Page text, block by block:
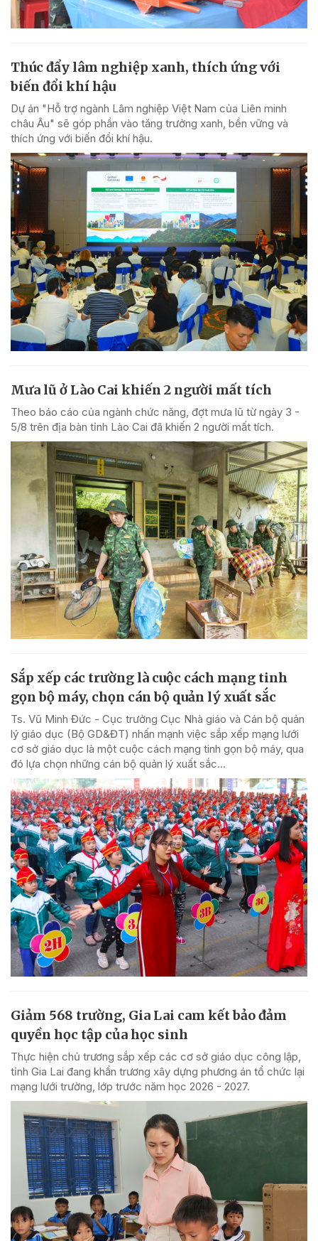
Thúc đẩy lâm nghiệp xanh, thích ứng với
biến đổi khí hậu
Dự án "Hỗ trợ ngành Lâm nghiệp Việt Nam của Liên minh
châu Âu" sẽ góp phần vào tăng trưởng xanh, bền vững và
thích ứng với biến đổi khí hậu.
Mưa lũ ở Lào Cai khiến 2 người mất tích
Theo báo cáo của ngành chức năng, đợt mưa lũ từ ngày 3 -
5/8 trên địa bàn tỉnh Lào Cai đã khiến 2 người mất tích.
Sắp xếp các trường là cuộc cách mạng tinh
gọn bộ máy, chọn cán bộ quản lý xuất sắc
Ts. Vũ Minh Đức - Cục trưởng Cục Nhà giáo và Cán bộ quản
lý giáo dục (Bộ GD&ĐT) nhấn mạnh việc sắp xếp mạng lưới
cơ sở giáo dục là một cuộc cách mạng tinh gọn bộ máy, qua
đó lựa chọn những cán bộ quản lý xuất sắc...
Giảm 568 trường, Gia Lai cam kết bảo đảm
quyền học tập của học sinh
Thực hiện chủ trương sắp xếp các cơ sở giáo dục công lập,
tỉnh Gia Lai đang khẩn trương xây dựng phương án tổ chức lại
mạng lưới trường, lớp trước năm học 2026 - 2027.